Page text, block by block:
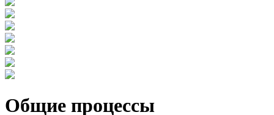
Общие процессы